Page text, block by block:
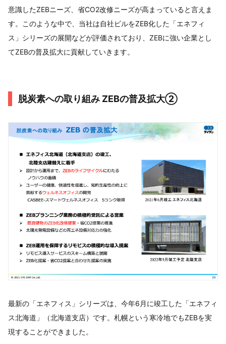
意識したZEBニーズ、省CO2改修ニーズが高まっていると言えま
す。このような中で、当社は自社ビルをZEB化した「エネフィ
ス」シリーズの展開などが評価されており、ZEBに強い企業とし
てZEBの普及拡大に貢献していきます。
脱炭素への取り組み ZEBの普及拡大②
最新の「エネフィス」シリーズは、今年6月に竣工した「エネフィ
ス北海道」（北海道支店）です。札幌という寒冷地でもZEBを実
現することができました。